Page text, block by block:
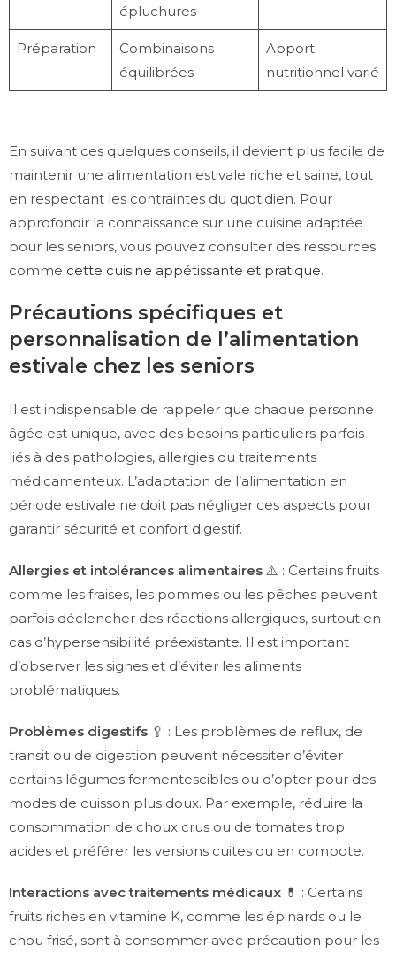
épluchures
Préparation
Combinaisons
équilibrées
Apport
nutritionnel varié
En suivant ces quelques conseils, il devient plus facile de
maintenir une alimentation estivale riche et saine, tout
en respectant les contraintes du quotidien. Pour
approfondir la connaissance sur une cuisine adaptée
pour les seniors, vous pouvez consulter des ressources
comme cette cuisine appétissante et pratique.
Précautions spécifiques et
personnalisation de l’alimentation
estivale chez les seniors
Il est indispensable de rappeler que chaque personne
âgée est unique, avec des besoins particuliers parfois
liés à des pathologies, allergies ou traitements
médicamenteux. L’adaptation de l’alimentation en
période estivale ne doit pas négliger ces aspects pour
garantir sécurité et confort digestif.
Allergies et intolérances alimentaires ⚠️ : Certains fruits
comme les fraises, les pommes ou les pêches peuvent
parfois déclencher des réactions allergiques, surtout en
cas d’hypersensibilité préexistante. Il est important
d’observer les signes et d’éviter les aliments
problématiques.
Problèmes digestifs 🥄 : Les problèmes de reflux, de
transit ou de digestion peuvent nécessiter d’éviter
certains légumes fermentescibles ou d’opter pour des
modes de cuisson plus doux. Par exemple, réduire la
consommation de choux crus ou de tomates trop
acides et préférer les versions cuites ou en compote.
Interactions avec traitements médicaux 💊 : Certains
fruits riches en vitamine K, comme les épinards ou le
chou frisé, sont à consommer avec précaution pour les